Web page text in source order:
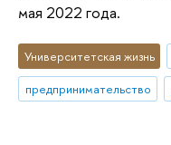
мая 2022 года.
Университетская жизнь
предпринимательство